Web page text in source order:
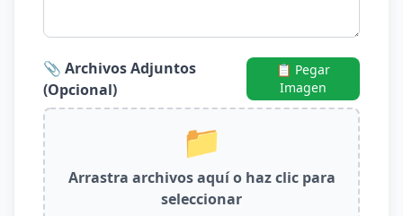
📎 Archivos Adjuntos
(Opcional)
📋 Pegar
Imagen
📁
Arrastra archivos aquí o haz clic para
seleccionar